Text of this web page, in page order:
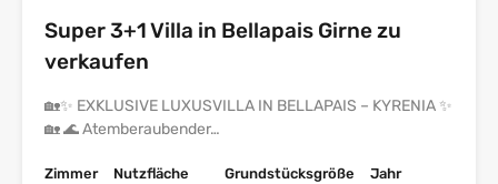
Super 3+1 Villa in Bellapais Girne zu
verkaufen
🏡✨ EXKLUSIVE LUXUSVILLA IN BELLAPAIS – KYRENIA ✨
🏡 🌊 Atemberaubender…
Zimmer
Nutzfläche
Grundstücksgröße
Jahr